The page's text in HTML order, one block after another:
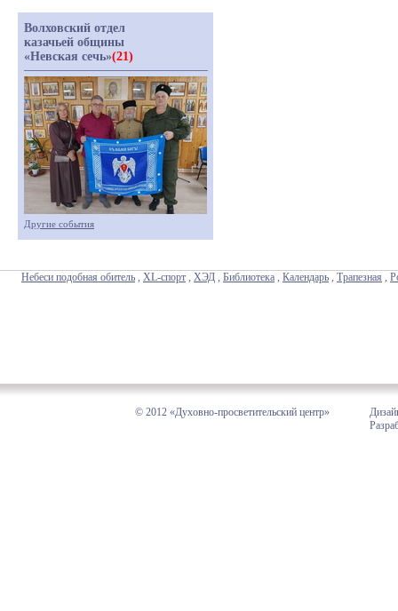
Волховский отдел
казачьей общины
«Невская сечь»(21)
Другие события
Небеси подобная обитель , XL-спорт , ХЭД , Библиотека , Календарь , Трапезная ,
© 2012 «Духовно-просветительский центр»